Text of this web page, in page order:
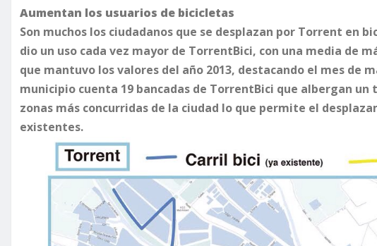
Aumentan los usuarios de bicicletas
Son muchos los ciudadanos que se desplazan por Torrent en
dio un uso cada vez mayor de TorrentBici, con una media de
que mantuvo los valores del año 2013, destacando el mes de
municipio cuenta 19 bancadas de TorrentBici que albergan
zonas más concurridas de la ciudad lo que permite el
existentes.